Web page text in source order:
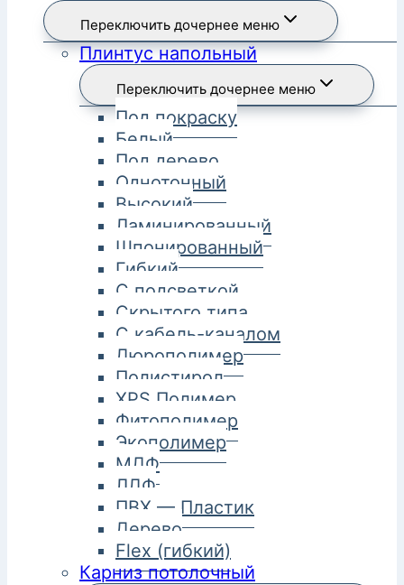
Переключить дочернее меню
Плинтус напольный
Переключить дочернее меню
Под покраску
Белый
Под дерево
Однотонный
Высокий
Ламинированный
Шпонированный
Гибкий
С подсветкой
Скрытого типа
С кабель-каналом
Дюрополимер
Полистирол
XPS Полимер
Фитополимер
Экополимер
МДФ
ЛДФ
ПВХ — Пластик
Дерево
Flex (гибкий)
Карниз потолочный